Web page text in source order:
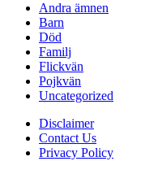
Andra ämnen
Barn
Död
Familj
Flickvän
Pojkvän
Uncategorized
Disclaimer
Contact Us
Privacy Policy